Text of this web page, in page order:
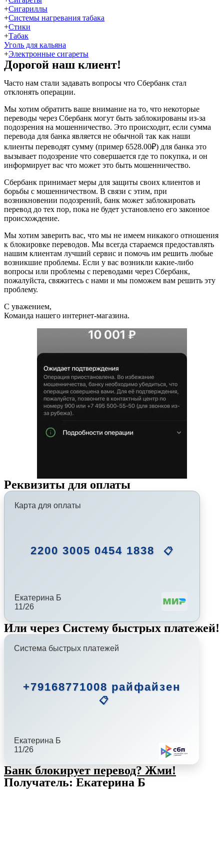
+Сигариллы
+Системы нагревания табака
+Стики
+Табак
Уголь для кальяна
+Электронные сигареты
Дорогой наш клиент!
Часто нам стали задавать вопросы что Сбербанк стал
отклонять операции.
Мы хотим обратить ваше внимание на то, что некоторые
переводы через Сбербанк могут быть заблокированы из-за
подозрения на мошенничество. Это происходит, если сумма
перевода для банка является не обычной так как наши
клиенты переводят сумму (пример 6528.00₽) для банка это
вызывает подозрение что совершается где то покупка, и он
информирует вас что может это быть мошенничество.
Сбербанк принимает меры для защиты своих клиентов и
борьбы с мошенничеством. В связи с этим, при
возникновении подозрений, банк может заблокировать
перевод до тех пор, пока не будет установлено его законное
происхождение.
Мы хотим заверить вас, что мы не имеем никакого отношения
к блокировке переводов. Мы всегда стараемся предоставлять
нашим клиентам лучший сервис и помочь им решить любые
возникшие проблемы. Если у вас возникли какие-либо
вопросы или проблемы с переводами через Сбербанк,
пожалуйста, свяжитесь с нами и мы поможем вам решить эту
проблему.
С уважением,
Команда нашего интернет-магазина.
Реквизиты для оплаты
Карта для оплаты
2200 3005 0454 1838 📋
Екатерина Б
11/26
Или через Систему быстрых платежей!
Система быстрых платежей
+79168771008 райфайзен
📋
Екатерина Б
11/26
Банк блокирует перевод? Жми!
Получатель: Екатерина Б